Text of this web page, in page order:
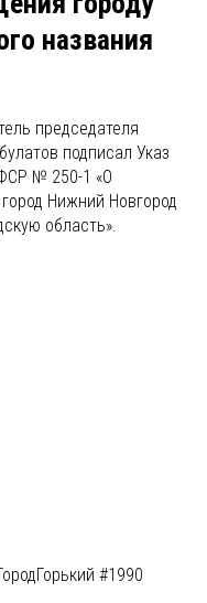
названия
председателя
подписал Указ
№ 250-1 «О
Нижний Новгород
область».
#1990